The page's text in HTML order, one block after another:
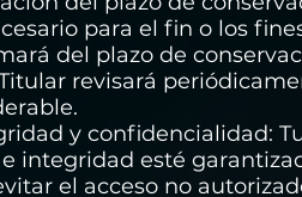
para el fin o los
del plazo de
revisará
y confidencialidad:
integridad esté
el acceso no